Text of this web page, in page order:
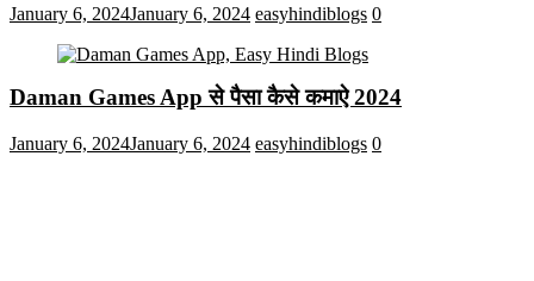
January 6, 2024January 6, 2024 easyhindiblogs 0
Daman Games App से पैसा कैसे कमाऐ 2024
January 6, 2024January 6, 2024 easyhindiblogs 0